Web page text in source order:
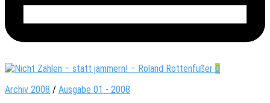
0
Archiv 2008 / Ausgabe 01 - 2008